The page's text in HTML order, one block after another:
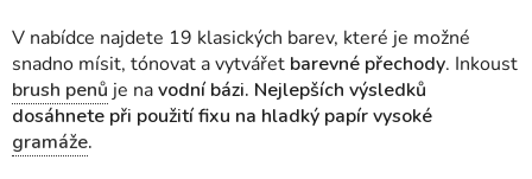
V nabídce najdete 19 klasických barev, které je možné
snadno mísit, tónovat a vytvářet barevné přechody. Inkoust
brush penů je navodní bázi. Nejlepších výsledků
dosáhnete při použití fixu na hladký papírvysoké
gramáže.